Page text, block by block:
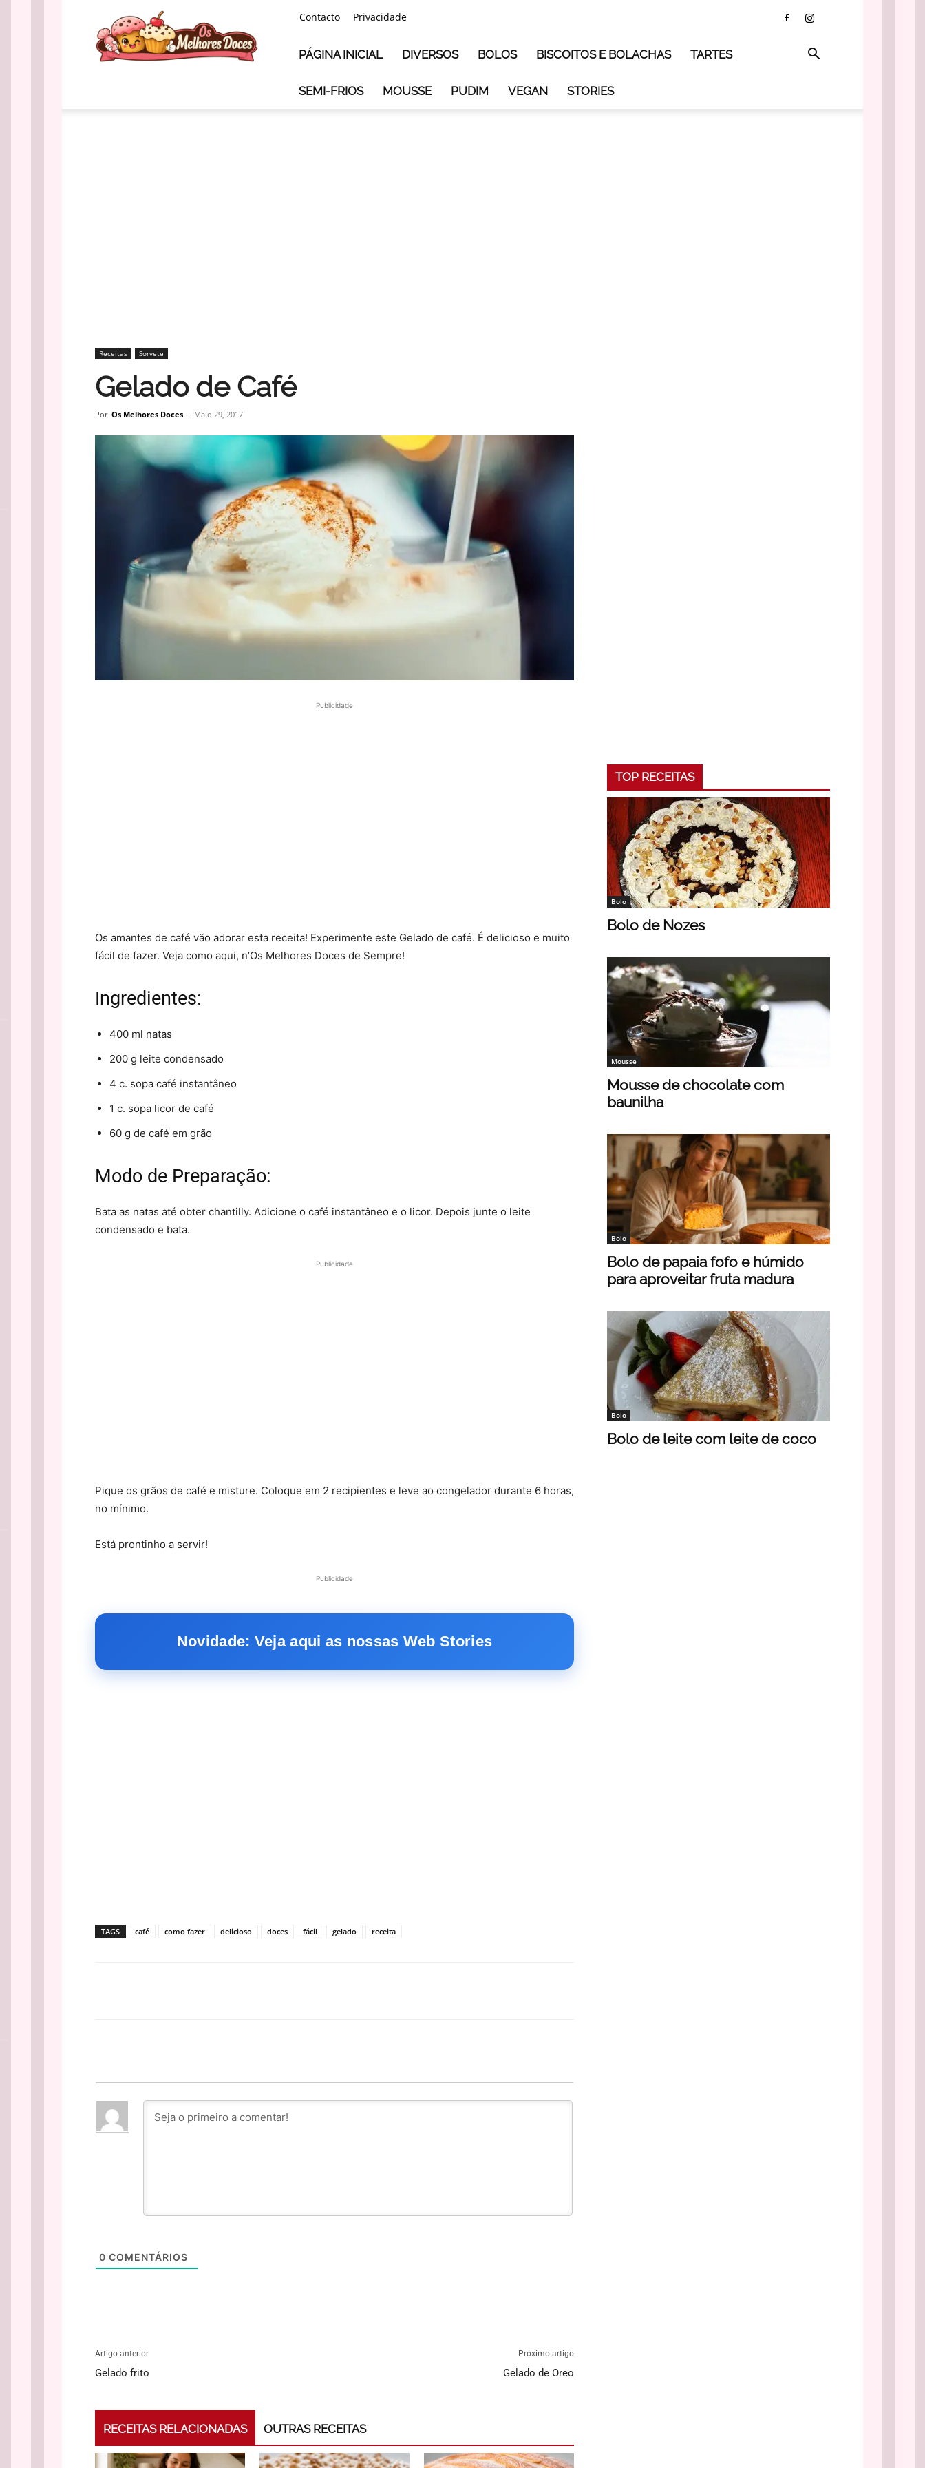
Melhores
Doces
Contacto Privacidade
PÁGINA INICIAL DIVERSOS BOLOS BISCOITOS E BOLACHAS TARTES
SEMI-FRIOS MOUSSE PUDIM VEGAN STORIES
Receitas Sorvete
Gelado de Café
Por Os Melhores Doces - Maio 29, 2017
Publicidade
Os amantes de café vão adorar esta receita! Experimente este Gelado de café. É delicioso e muito
fácil de fazer. Veja como aqui, n’Os Melhores Doces de Sempre!
Ingredientes:
400 ml natas
200 g leite condensado
4 c. sopa café instantâneo
1 c. sopa licor de café
60 g de café em grão
Modo de Preparação:
Bata as natas até obter chantilly. Adicione o café instantâneo e o licor. Depois junte o leite
condensado e bata.
Publicidade
Pique os grãos de café e misture. Coloque em 2 recipientes e leve ao congelador durante 6 horas,
no mínimo.
Está prontinho a servir!
Publicidade
Novidade: Veja aqui as nossas Web Stories
TAGS café como fazer delicioso doces fácil gelado receita
0 COMENTÁRIOS
Artigo anterior
Gelado frito
Próximo artigo
Gelado de Oreo
RECEITAS RELACIONADAS OUTRAS RECEITAS
TOP RECEITAS
Bolo
Bolo de Nozes
Mousse
Mousse de chocolate com
baunilha
Bolo
Bolo de papaia fofo e húmido
para aproveitar fruta madura
Bolo
Bolo de leite com leite de coco